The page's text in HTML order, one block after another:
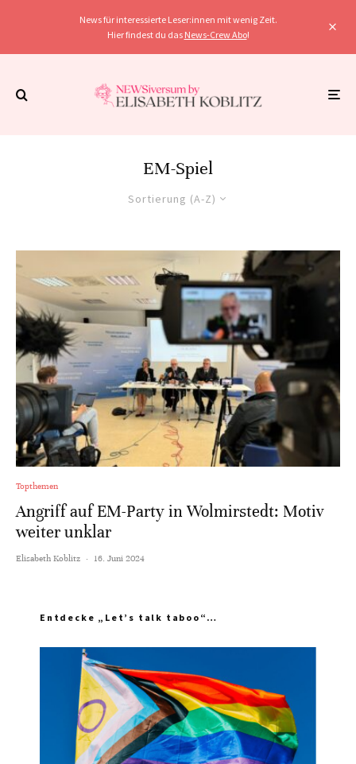
News für interessierte Leser:innen mit wenig Zeit.
Hier findest du das News-Crew Abo!
EM-Spiel
Sortierung (A-Z)
Topthemen
Angriff auf EM-Party in Wolmirstedt: Motiv
weiter unklar
Elisabeth Koblitz · 16. Juni 2024
Entdecke „Let’s talk taboo“…